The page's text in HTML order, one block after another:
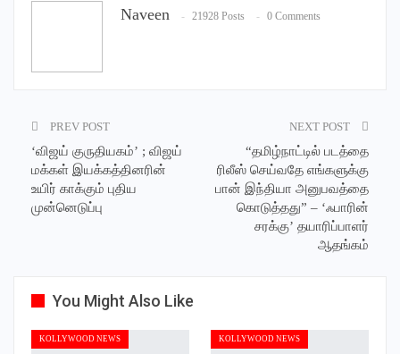
Naveen 21928 Posts 0 Comments
PREV POST
‘விஜய் குருதியகம்’ ; விஜய்
மக்கள் இயக்கத்தினரின்
உயிர் காக்கும் புதிய
முன்னெடுப்பு
NEXT POST
“தமிழ்நாட்டில் படத்தை
ரிலீஸ் செய்வதே எங்களுக்கு
பான் இந்தியா அனுபவத்தை
கொடுத்தது” – ‘ஃபாரின்
சரக்கு’ தயாரிப்பாளர்
ஆதங்கம்
You Might Also Like
KOLLYWOOD NEWS KOLLYWOOD NEWS